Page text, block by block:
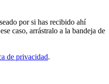
por si has recibido ahí
caso, arrástralo a la bandeja de
de privacidad.